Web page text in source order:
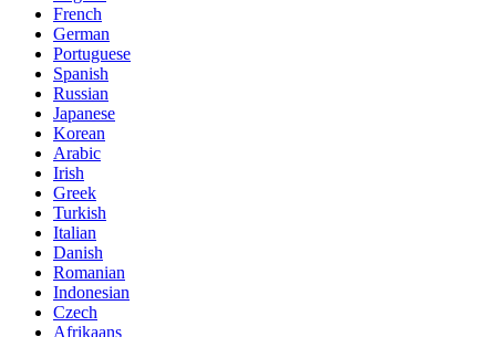
French
German
Portuguese
Spanish
Russian
Japanese
Korean
Arabic
Irish
Greek
Turkish
Italian
Danish
Romanian
Indonesian
Czech
Afrikaans